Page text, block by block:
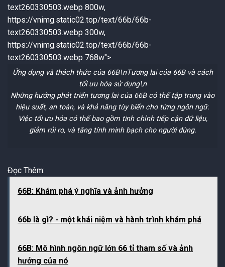
text260330503.webp 800w,
https://vnimg.static02.top/text/66b/66b-
text260330503.webp 300w,
https://vnimg.static02.top/text/66b/66b-
text260330503.webp 768w">
Ứng dụng và thách thức của 66B\nTương lai của 66B và cách
tối ưu hóa sử dụng\n
Những hướng phát triển tương lai của 66B có thể tập trung vào
hiệu suất, an toàn, và khả năng tùy biến cho từng ngôn ngữ.
Việc tối ưu hóa có thể bao gồm tinh chỉnh tiếp cận dữ liệu,
giảm rủi ro, và tăng tính minh bạch cho người dùng.
Đọc Thêm:
66B: Khám phá ý nghĩa và ảnh hưởng
66b là gì? - một khái niệm và hành trình khám phá
66B: Mô hình ngôn ngữ lớn 66 tỉ tham số và ảnh
hưởng của nó